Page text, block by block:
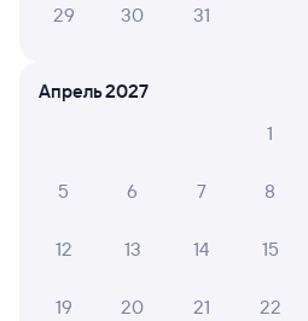
29 30 31
Апрель 2027
1
5 6 7 8
12 13 14 15
19 20 21 22